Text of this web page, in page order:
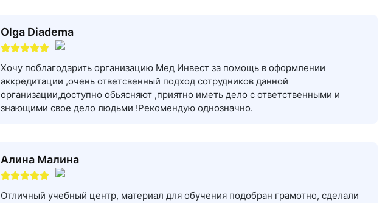
Olga Diadema
Хочу поблагодарить организацию Мед Инвест за помощь в оформлении
аккредитации ,очень ответсвенный подход сотрудников данной
организации,доступно обьясняют ,приятно иметь дело с ответственными и
знающими свое дело людьми !Рекомендую однозначно.
Алина Малина
Отличный учебный центр, материал для обучения подобран грамотно, сделали